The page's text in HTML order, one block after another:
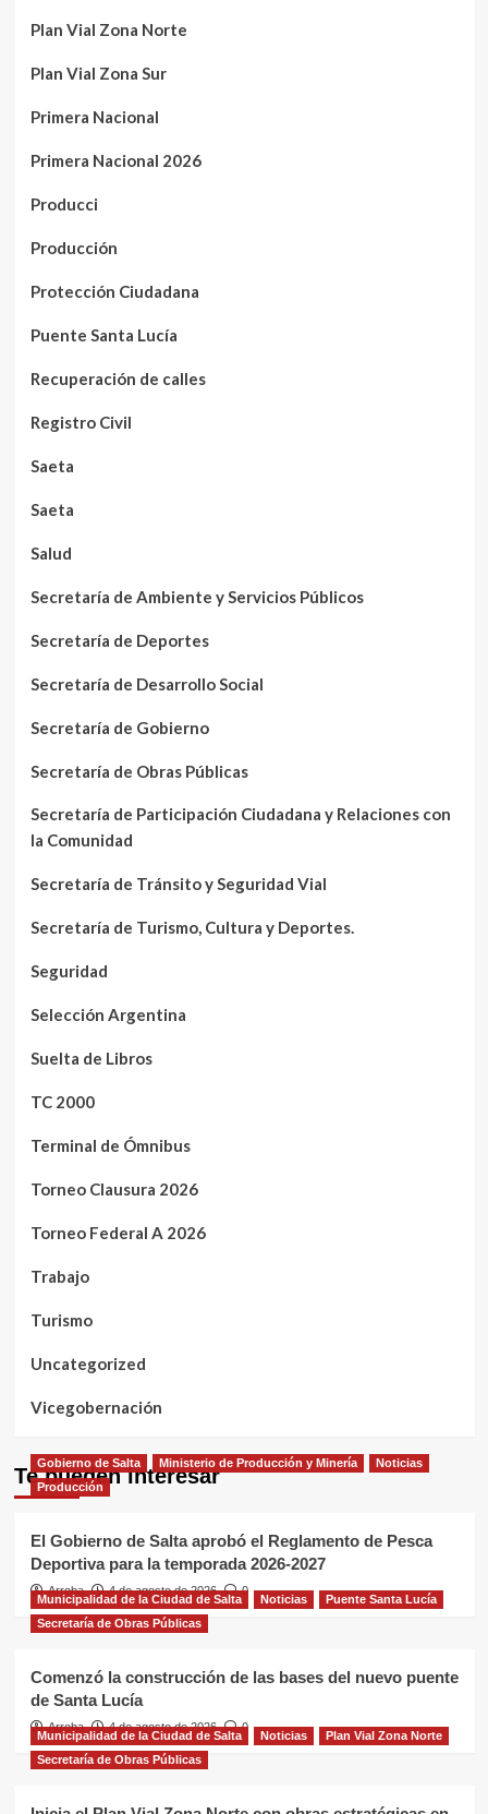
Plan Vial Zona Norte
Plan Vial Zona Sur
Primera Nacional
Primera Nacional 2026
Producci
Producción
Protección Ciudadana
Puente Santa Lucía
Recuperación de calles
Registro Civil
Saeta
Saeta
Salud
Secretaría de Ambiente y Servicios Públicos
Secretaría de Deportes
Secretaría de Desarrollo Social
Secretaría de Gobierno
Secretaría de Obras Públicas
Secretaría de Participación Ciudadana y Relaciones con
la Comunidad
Secretaría de Tránsito y Seguridad Vial
Secretaría de Turismo, Cultura y Deportes.
Seguridad
Selección Argentina
Suelta de Libros
TC 2000
Terminal de Ómnibus
Torneo Clausura 2026
Torneo Federal A 2026
Trabajo
Turismo
Uncategorized
Vicegobernación
Te pueden interesar
Gobierno de Salta Ministerio de Producción y Minería
Noticias
Producción
El Gobierno de Salta aprobó el Reglamento de Pesca
Deportiva para la temporada 2026-2027
Arroba 4 de agosto de 2026 0
Municipalidad de la Ciudad de Salta Noticias
Puente Santa Lucía
Secretaría de Obras Públicas
Comenzó la construcción de las bases del nuevo puente
de Santa Lucía
Arroba 4 de agosto de 2026 0
Municipalidad de la Ciudad de Salta Noticias
Plan Vial Zona Norte
Secretaría de Obras Públicas